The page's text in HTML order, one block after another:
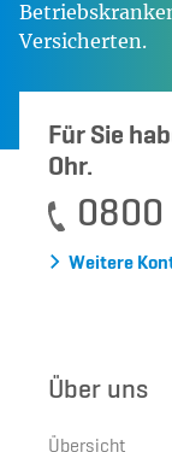
Versicherten.
Für Sie
Ohr.
0800
Weitere
Über uns
Übersicht